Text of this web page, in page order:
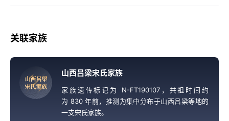
关联家族
山西吕梁
宋氏家族
山西吕梁宋氏家族
家族遗传标记为 N-FT190107，共祖时间约
为 830 年前，推测为集中分布于山西吕梁等地的
一支宋氏家族。